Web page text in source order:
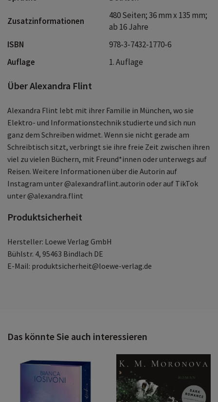
Zusatzinformationen
480 Seiten; 36 mm x 135 mm;
ab 16 Jahre
ISBN
978-3-7432-1770-6
Auflage
1. Auflage
Über Alexandra Flint
Alexandra Flint lebt mit ihrer Familie in München, wo sie
Elektro- und Informationstechnik studierte und sich nun
ganz dem Schreiben widmet. Wenn sie nicht gerade am
Schreibtisch sitzt, verbringt sie ihre freie Zeit zwischen ihren
viel zu vielen Büchern, mit Freund*innen oder unterwegs auf
Reisen. Weitere Informationen über die Autorin auf
Instagram unter @alexandraflint.autorin oder auf TikTok
unter @alexandra.flint
Produktsicherheit
Hersteller: Loewe Verlag GmbH
Bühlstr. 4, 95463 Bindlach DE
E-Mail: produktsicherheit@loewe-verlag.de
Das könnte Sie auch interessieren